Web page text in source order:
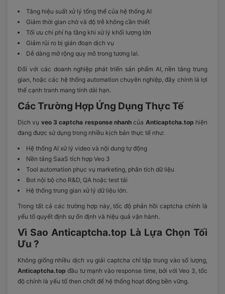
Tăng hiệu suất xử lý tổng thể của hệ thống AI
Giảm thời gian chờ và độ trễ không cần thiết
Tối ưu chi phí hạ tầng khi xử lý khối lượng lớn
Giảm rủi ro bị gián đoạn dịch vụ
Dễ dàng mở rộng quy mô trong tương lai.
Đối với các doanh nghiệp phát triển sản phẩm AI, nền tảng trung
gian, hoặc các hệ thống automation chuyên nghiệp, đây chính là lợi
thế cạnh tranh mang tính dài hạn.
Các Trường Hợp Ứng Dụng Thực Tế
Dịch vụ veo 3 captcha response nhanh của Anticaptcha.top hiện
đang được sử dụng trong nhiều kịch bản thực tế như:
Hệ thống AI xử lý video và nội dung tự động
Nền tảng SaaS tích hợp Veo 3
Tool automation phục vụ marketing, phân tích dữ liệu
Bot nội bộ cho R&D, QA hoặc test tải
Hệ thống trung gian xử lý dữ liệu lớn.
Trong tất cả các trường hợp này, tốc độ phản hồi captcha chính là
yếu tố quyết định sự ổn định và hiệu quả vận hành.
Vì Sao Anticaptcha.top Là Lựa Chọn Tối
Ưu ?
Không giống nhiều dịch vụ giải captcha chỉ tập trung vào số lượng,
Anticaptcha.top đầu tư mạnh vào response time, bởi với Veo 3, tốc
độ chính là yếu tố then chốt để hệ thống hoạt động bền vững.